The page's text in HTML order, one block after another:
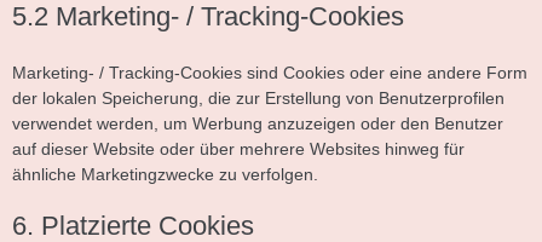
5.2 Marketing- / Tracking-Cookies
Marketing- / Tracking-Cookies sind Cookies oder eine andere Form
der lokalen Speicherung, die zur Erstellung von Benutzerprofilen
verwendet werden, um Werbung anzuzeigen oder den Benutzer
auf dieser Website oder über mehrere Websites hinweg für
ähnliche Marketingzwecke zu verfolgen.
6. Platzierte Cookies